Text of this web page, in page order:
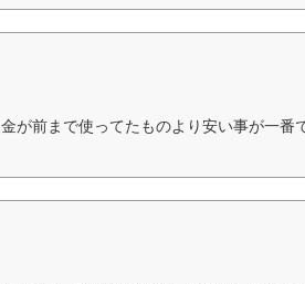
が前まで使ってたものより安い事が一番